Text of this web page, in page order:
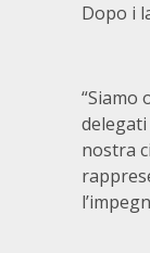
Dopo i
“Siamo
delegati
nostra